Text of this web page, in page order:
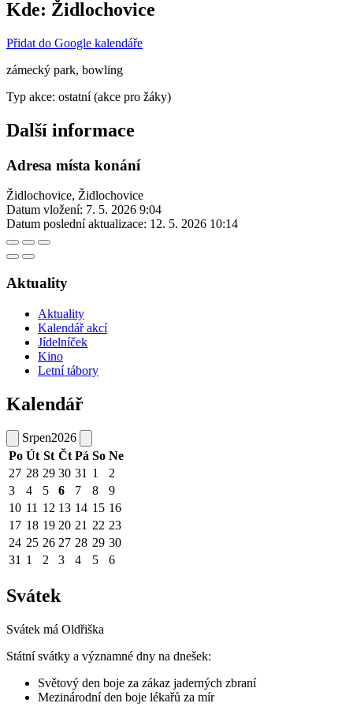
Kde: Židlochovice
Přidat do Google kalendáře
zámecký park, bowling
Typ akce: ostatní (akce pro žáky)
Další informace
Adresa místa konání
Židlochovice, Židlochovice
Datum vložení: 7. 5. 2026 9:04
Datum poslední aktualizace: 12. 5. 2026 10:14
Aktuality
Aktuality
Kalendář akcí
Jídelníček
Kino
Letní tábory
Kalendář
Srpen2026
Po Út St Čt Pá So Ne
27 28 29 30 31 1
2
3
4 5 6 7 8
9
10 11 12 13 14 15 16
17 18 19 20 21 22 23
24 25 26 27 28 29 30
31 1 2 3 4 5 6
Svátek
Svátek má Oldřiška
Státní svátky a významné dny na dnešek:
Světový den boje za zákaz jaderných zbraní
Mezinárodní den boje lékařů za mír